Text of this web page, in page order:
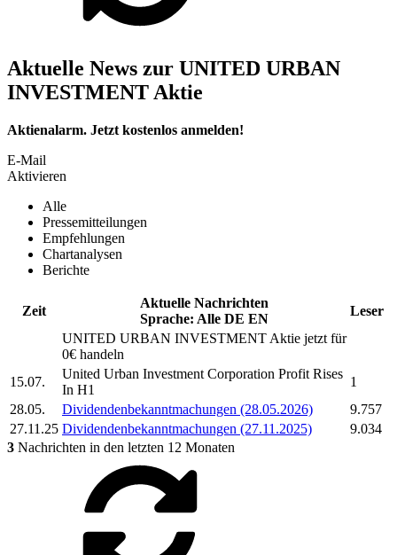
Aktuelle News zur UNITED URBAN
INVESTMENT Aktie
Aktienalarm. Jetzt kostenlos anmelden!
E-Mail
Aktivieren
Alle
Pressemitteilungen
Empfehlungen
Chartanalysen
Berichte
Zeit
Aktuelle Nachrichten
Sprache: Alle DE EN
Leser
UNITED URBAN INVESTMENT Aktie jetzt für
0€ handeln
15.07.
United Urban Investment Corporation Profit Rises
In H1
1
28.05.
Dividendenbekanntmachungen (28.05.2026)
9.757
27.11.25 Dividendenbekanntmachungen (27.11.2025)
9.034
3 Nachrichten in den letzten 12 Monaten